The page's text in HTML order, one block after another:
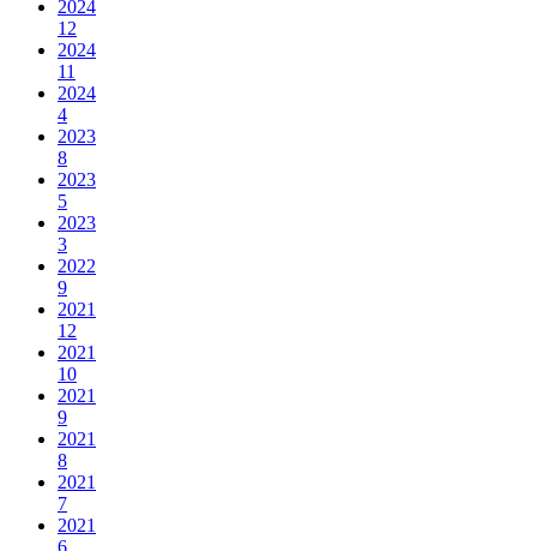
2024
12
2024
11
2024
4
2023
8
2023
5
2023
3
2022
9
2021
12
2021
10
2021
9
2021
8
2021
7
2021
6